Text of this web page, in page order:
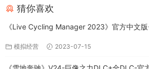
猜你喜欢
《Live Cycling Manager 2023》官方中文
模拟经营 2023-07-15